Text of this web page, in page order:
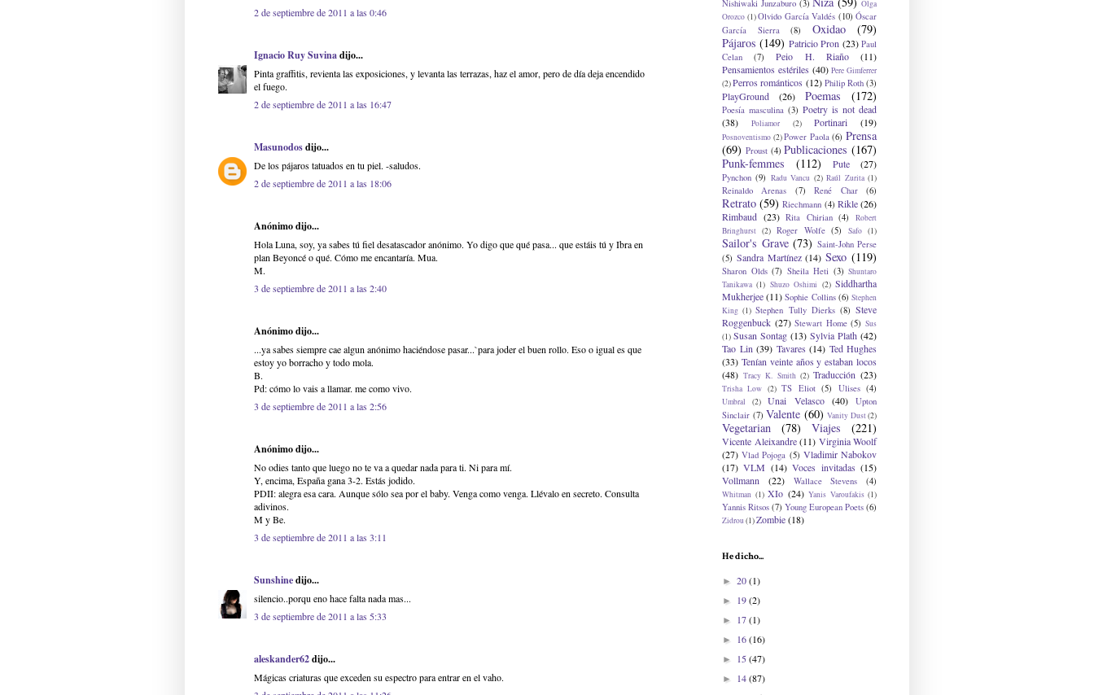
2 de septiembre de 2011 a las 0:46
Ignacio Ruy Suvinadijo...
Pinta graffitis, revienta las exposiciones, y levanta las terrazas, haz el amor, pero de día deja encendido
el fuego.
2 de septiembre de 2011 a las 16:47
Masunodosdijo...
De los pájaros tatuados en tu piel. -saludos.
2 de septiembre de 2011 a las 18:06
Anónimo dijo...
Hola Luna, soy, ya sabes tú fiel desatascador anónimo. Yo digo que qué pasa... que estáis tú y Ibra en
plan Beyoncé o qué. Cómo me encantaría. Mua.
M.
3 de septiembre de 2011 a las 2:40
Anónimo dijo...
...ya sabes siempre cae algun anónimo haciéndose pasar...`para joder el buen rollo. Eso o igual es que
estoy yo borracho y todo mola.
B.
Pd: cómo lo vais a llamar. me como vivo.
3 de septiembre de 2011 a las 2:56
Anónimo dijo...
No odies tanto que luego no te va a quedar nada para ti. Ni para mí.
Y, encima, España gana 3-2. Estás jodido.
PDII: alegra esa cara. Aunque sólo sea por el baby. Venga como venga. Llévalo en secreto. Consulta
adivinos.
M y Be.
3 de septiembre de 2011 a las 3:11
Sunshinedijo...
silencio..porqu eno hace falta nada mas...
3 de septiembre de 2011 a las 5:33
aleskander62dijo...
Mágicas criaturas que exceden su espectro para entrar en el vaho.
Nishiwaki Junzaburo (3)
Olga
Orozco (1)Olvido García Valdés (10) Óscar
García Sierra
(8) Oxidao
(79)
Pájaros (149) Patricio Pron (23) Paul
Celan
(7) Peio H. Riaño
(11)
Pensamientos estériles (40) Pere Gimferrer
(2)Perros románticos (12) Philip Roth (3)
PlayGround (26) Poemas (172)
Poesía masculina (3) Poetry is not dead
(38)
Poliamor (2) Portinari (19)
Posnoventismo (2) Power Paola (6) Prensa
(69) Proust (4) Publicaciones (167)
Punk-femmes
(112) Pute (27)
Pynchon (9) Radu Vancu (2) Raúl Zurita (1)
Reinaldo Arenas (7) René Char (6)
Retrato (59) Riechmann (4) Rikle (26)
Rimbaud (23) Rita Chirian (4)
Robert
Bringhurst (2) Roger Wolfe (5) Safo (1)
Sailor's Grave (73) Saint-John Perse
(5) Sandra Martínez (14) Sexo (119)
Sharon Olds (7) Sheila Heti (3) Shuntaro
Tanikawa (1) Shuzo Oshimi (2) Siddhartha
Mukherjee (11) Sophie Collins (6) Stephen
King (1) Stephen Tully Dierks (8) Steve
Roggenbuck (27) Stewart Home (5) Sus
(1) Susan Sontag (13) Sylvia Plath (42)
Tao Lin (39) Tavares (14) Ted Hughes
(33) Tenían veinte años y estaban locos
(48) Tracy K. Smith (2) Traducción (23)
Trisha Low (2) TS Eliot (5) Ulises (4)
Umbral (2) Unai Velasco (40)
Upton
Sinclair (7) Valente (60) Vanity Dust(2)
Vegetarian (78) Viajes (221)
Vicente Aleixandre (11) Virginia Woolf
(27) Vlad Pojoga (5) Vladimir Nabokov
(17) VLM (14) Voces invitadas (15)
Vollmann
(22) Wallace Stevens (4)
Whitman (1) XIo (24) Yanis Varoufakis (1)
Yannis Ritsos (7) Young European Poets (6)
Zidrou(1)Zombie(18)
He dicho...
► 20(1)
► 19(2)
► 17(1)
► 16(16)
► 15(47)
► 14(87)